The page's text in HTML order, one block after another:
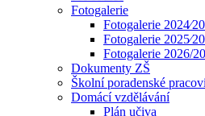
Fotogalerie
Fotogalerie
Fotogalerie
Fotogalerie 2026/
Dokumenty ZŠ
Školní poradenské
Domácí vzdělávání
Plán učiva